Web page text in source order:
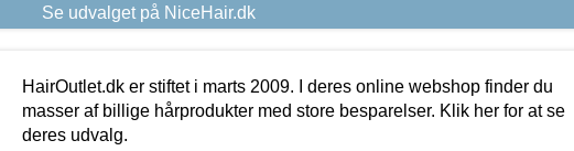
Se udvalget på NiceHair.dk
HairOutlet.dk er stiftet i marts 2009. I deres online webshop finder du
masser af billige hårprodukter med store besparelser. Klik her for at se
deres udvalg.